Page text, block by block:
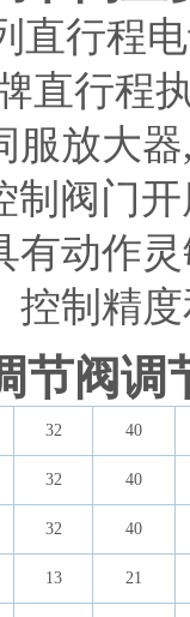
直行程
直行程
服放大
制阀门
有动作
控制精
节阀调
32 40
32 40
32 40
13 21